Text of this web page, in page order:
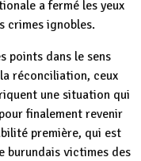
a fermé les yeux
crimes ignobles.
points dans le sens
réconciliation, ceux
une situation qui
finalement revenir
première, qui est
burundais victimes des